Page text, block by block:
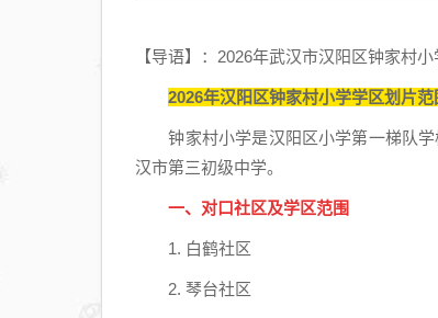
【导语】：2026年武汉市汉阳区钟家村
2026年汉阳区钟家村小学学区划片范
钟家村小学是汉阳区小学第一梯队学
汉市第三初级中学。
一、对口社区及学区范围
1. 白鹤社区
2. 琴台社区